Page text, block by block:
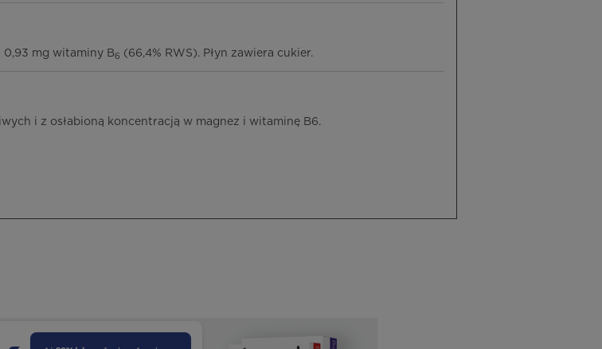
0,93 mg witaminy B6 (66,4% RWS). Płyn zawiera cukier.
i z osłabioną koncentracją w magnez i witaminę B6.